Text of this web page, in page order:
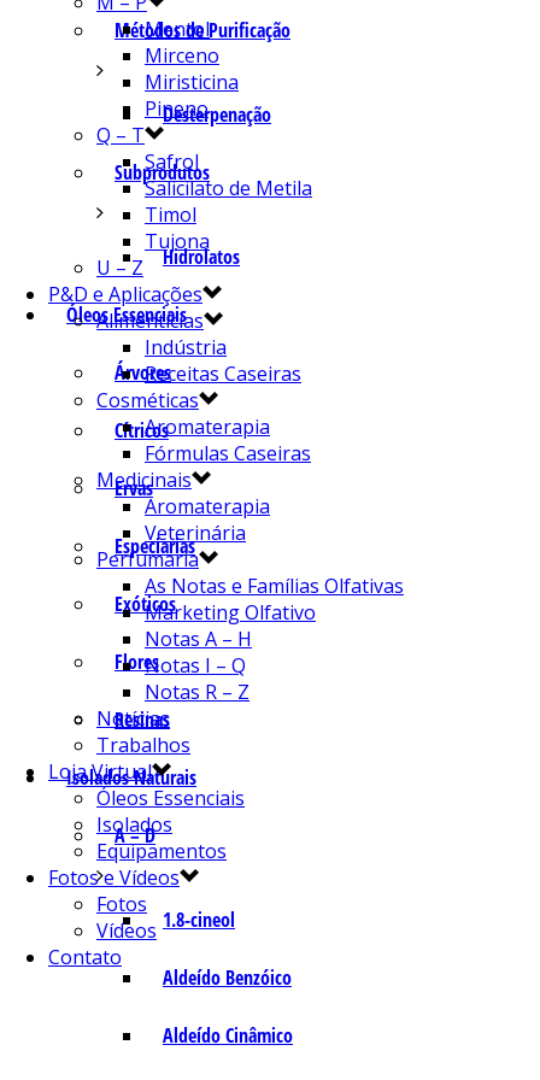
Métodos de Purificação
Desterpenação
Subprodutos
Hidrolatos
Óleos Essenciais
Árvores
Cítricos
Ervas
Especiarias
Exóticos
Flores
Resinas
Isolados Naturais
A – D
1.8-cineol
Aldeído Benzóico
Aldeído Cinâmico
Mentol
Mirceno
Miristicina
Pineno
Q – T
Safrol
Salicilato de Metila
Timol
Tujona
U – Z
P&D e Aplicações
Alimentícias
Indústria
Receitas Caseiras
Cosméticas
Aromaterapia
Fórmulas Caseiras
Medicinais
Aromaterapia
Veterinária
Perfumaria
As Notas e Famílias Olfativas
Marketing Olfativo
Notas A – H
Notas I – Q
Notas R – Z
Notícias
Trabalhos
Loja Virtual
Óleos Essenciais
Isolados
Equipamentos
Fotos e Vídeos
Fotos
Vídeos
Contato